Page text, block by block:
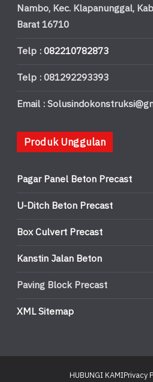
Nambo, Kec. Klapanunggal,
Barat 16710
Telp :082210782873
Telp : 081292293393
Email :
Produk Unggulan
Pagar Panel Beton Precast
U-Ditch Beton Precast
Box Culvert Precast
Kanstin Jalan Beton
Paving Block Precast
XML Sitemap
HUBUNGI KAMIPrivacy